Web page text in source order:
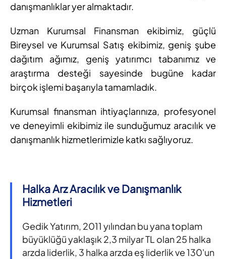
danışmanlıklar yer almaktadır.
Uzman Kurumsal Finansman ekibimiz, güçlü
Bireysel ve Kurumsal Satış ekibimiz, geniş şube
dağıtım ağımız, geniş yatırımcı tabanımız ve
araştırma desteği sayesinde bugüne kadar
birçok işlemi başarıyla tamamladık.
Kurumsal finansman ihtiyaçlarınıza, profesyonel
ve deneyimli ekibimiz ile sunduğumuz aracılık ve
danışmanlık hizmetlerimizle katkı sağlıyoruz.
Halka Arz Aracılık ve Danışmanlık
Hizmetleri
Gedik Yatırım, 2011 yılından bu yana toplam
büyüklüğü yaklaşık 2,3 milyar TL olan 25 halka
arzda liderlik, 3 halka arzda eş liderlik ve 130'un